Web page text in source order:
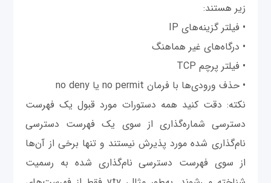
زیر هستند:
• فیلتر گزینه‌های IP
• درگاه‌های غیر هماهنگ
• فیلتر پرچم TCP
• حذف ورودی‌ها با فرمان no permit یا no deny
نکته: دقت کنید همه دستورات مورد قبول یک فهرست
دسترسی شماره‌گذاری از سوی یک فهرست دسترسی
نام‌گذاری شده مورد پذیرش نیستند و تنها برخی از آن‌ها
از سوی فهرست دسترسی نام‌گذاری شده به رسمیت